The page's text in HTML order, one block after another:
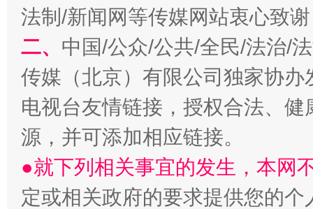
揭批美国五大"原罪" "炒
解纷+调解+退费，一次搞定
法制/新闻网等传媒网站衷心致
二、 中国/公众/公共/全民/法治/
传媒（北京）有限公司独家协
电视台友情链接，授权合法、
源，并可添加相应链接。
●就下列相关事宜的发生，本网
定或相关政府的要求提供您的个